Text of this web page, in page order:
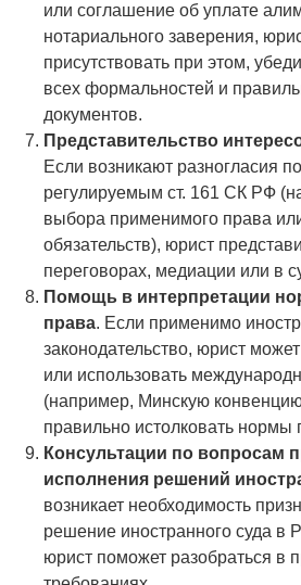
или соглашение об уплате
нотариального заверения,
присутствовать при этом,
всех формальностей и
документов.
Представительство
Если возникают разногласия
регулируемым ст. 161 СК РФ
выбора применимого права
обязательств), юрист
переговорах, медиации или в
Помощь в интерпретации
права. Если применимо
законодательство, юрист
или использовать
(например, Минскую
правильно истолковать нормы
Консультации по вопросам
исполнения решений
возникает необходимость
решение иностранного суда в
юрист поможет разобраться в